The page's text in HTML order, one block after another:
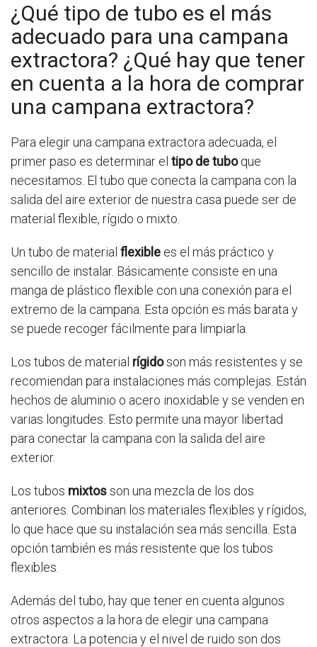
¿Qué tipo de tubo es el más
adecuado para una campana
extractora? ¿Qué hay que tener
en cuenta a la hora de comprar
una campana extractora?
Para elegir una campana extractora adecuada, el
primer paso es determinar el tipo de tuboque
necesitamos. El tubo que conecta la campana con la
salida del aire exterior de nuestra casa puede ser de
material flexible, rígido o mixto.
Un tubo de material flexible es el más práctico y
sencillo de instalar. Básicamente consiste en una
manga de plástico flexible con una conexión para el
extremo de la campana. Esta opción es más barata y
se puede recoger fácilmente para limpiarla.
Los tubos de material rígidoson más resistentes y se
recomiendan para instalaciones más complejas. Están
hechos de aluminio o acero inoxidable y se venden en
varias longitudes. Esto permite una mayor libertad
para conectar la campana con la salida del aire
exterior.
Los tubos mixtosson una mezcla de los dos
anteriores. Combinan los materiales flexibles y rígidos,
lo que hace que su instalación sea más sencilla. Esta
opción también es más resistente que los tubos
flexibles.
Además del tubo, hay que tener en cuenta algunos
otros aspectos a la hora de elegir una campana
extractora. La potencia y el nivel de ruido son dos